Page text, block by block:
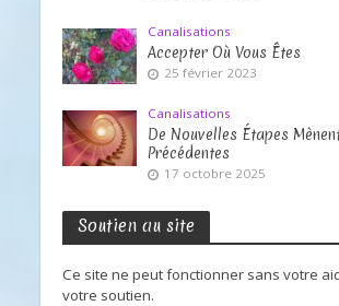
Canalisations
Accepter Où Vous Êtes
25 février 2023
Canalisations
De Nouvelles Étapes
Précédentes
17 octobre 2025
Soutien au site
Ce site ne peut fonctionner sans votre
votre soutien.